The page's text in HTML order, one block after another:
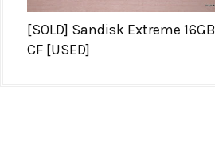
[SOLD] Sandisk Extreme 16GB
CF [USED]